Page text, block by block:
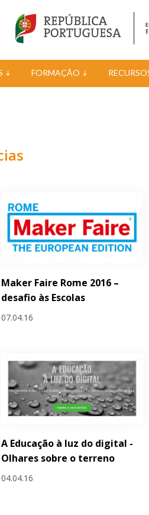
FORMAÇÃO
Maker Faire Rome 2016 –
desafio às Escolas
07.04.16
A Educação à luz do digital -
Olhares sobre o terreno
04.04.16